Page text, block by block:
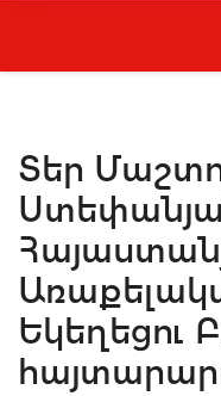
Տեր
Եկեղեցու